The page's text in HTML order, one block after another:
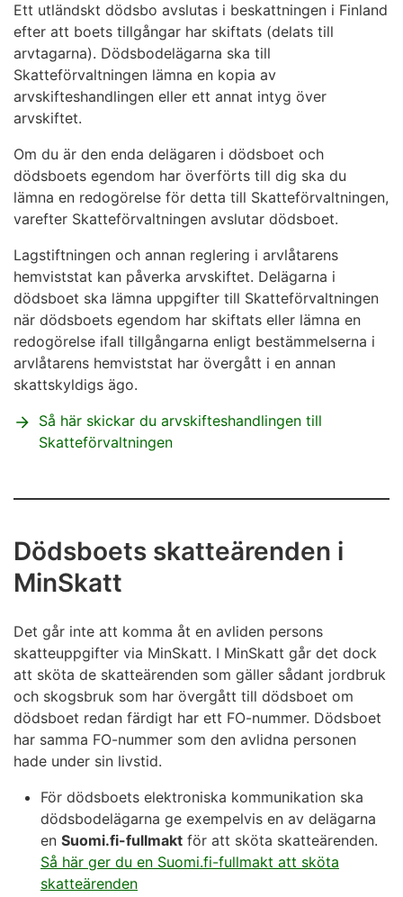
Ett utländskt dödsbo avslutas i beskattningen i Finland
efter att boets tillgångar har skiftats (delats till
arvtagarna). Dödsbodelägarna ska till
Skatteförvaltningen lämna en kopia av
arvskifteshandlingen eller ett annat intyg över
arvskiftet.
Om du är den enda delägaren i dödsboet och
dödsboets egendom har överförts till dig ska du
lämna en redogörelse för detta till Skatteförvaltningen,
varefter Skatteförvaltningen avslutar dödsboet.
Lagstiftningen och annan reglering i arvlåtarens
hemviststat kan påverka arvskiftet. Delägarna i
dödsboet ska lämna uppgifter till Skatteförvaltningen
när dödsboets egendom har skiftats eller lämna en
redogörelse ifall tillgångarna enligt bestämmelserna i
arvlåtarens hemviststat har övergått i en annan
skattskyldigs ägo.
Så här skickar du arvskifteshandlingen till
Skatteförvaltningen
Dödsboets skatteärenden i
MinSkatt
Det går inte att komma åt en avliden persons
skatteuppgifter via MinSkatt. I MinSkatt går det dock
att sköta de skatteärenden som gäller sådant jordbruk
och skogsbruk som har övergått till dödsboet om
dödsboet redan färdigt har ett FO-nummer. Dödsboet
har samma FO-nummer som den avlidna personen
hade under sin livstid.
För dödsboets elektroniska kommunikation ska
dödsbodelägarna ge exempelvis en av delägarna
en Suomi.fi-fullmakt för att sköta skatteärenden.
Så här ger du en Suomi.fi-fullmakt att sköta
skatteärenden